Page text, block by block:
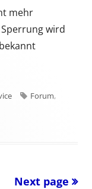
mehr
wird
Tags
Forum,
Next page